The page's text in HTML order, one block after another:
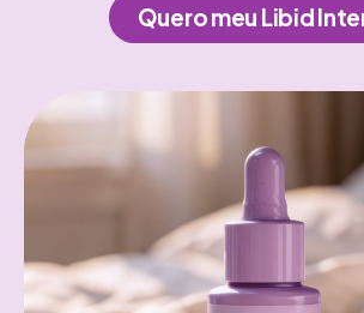
Quero meu Libid